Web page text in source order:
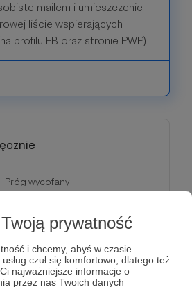
prywatność
i chcemy, abyś w czasie
czuł się komfortowo, dlatego też
najważniejsze informacje o
przez nas Twoich danych
mailem i umieszczenie
liście wspierających
profilu FB oraz stronie PWP)
Próg wycofany
Limit: 1